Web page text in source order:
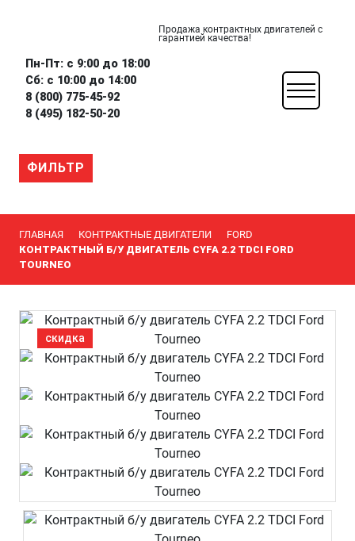
Продажа контрактных двигателей с
гарантией качества!
Пн-Пт: с 9:00 до 18:00
Сб: с 10:00 до 14:00
8 (800) 775-45-92
8 (495) 182-50-20
ФИЛЬТР
ГЛАВНАЯ КОНТРАКТНЫЕ ДВИГАТЕЛИ
FORD
КОНТРАКТНЫЙ Б/У ДВИГАТЕЛЬ CYFA 2.2 TDCI FORD
TOURNEO
скидка